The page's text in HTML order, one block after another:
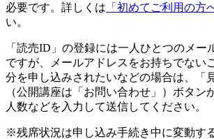
必要です。詳しくは 「初めてご利用の方
い。
「読売ID」の登録には一人ひとつのメー
ですが、メールアドレスをお持ちでない
分を申し込みされたいなどの場合は、「
（公開講座は「お問い合わせ」）ボタン
人数などを入力して送信してください。
※残席状況は申し込み手続き中に変動す